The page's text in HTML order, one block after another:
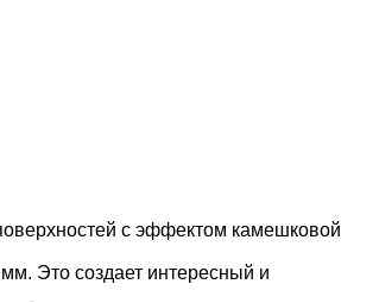
с эффектом камешковой
Это создает интересный и